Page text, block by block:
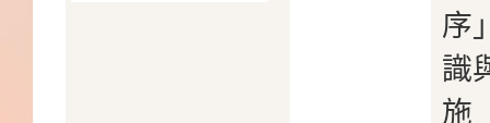
序
識
施